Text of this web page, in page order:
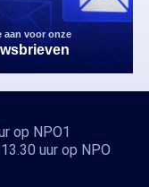
aan voor onze
op NPO1
uur op NPO